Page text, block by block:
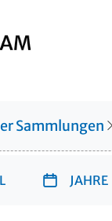
Sammlungen
JAHRE